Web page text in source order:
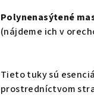
Polynenasýtené
(nájdeme ich v
Tieto tuky sú
prostredníctvom